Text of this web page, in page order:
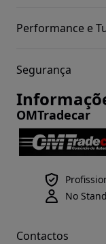
Performance e
Segurança
OMTradecar
No
Contactos